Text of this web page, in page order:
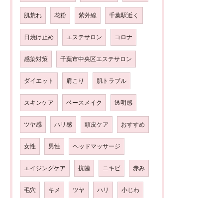
肌荒れ 花粉 紫外線 千葉駅近く
日焼け止め エステサロン コロナ
感染対策 千葉市中央区エステサロン
ダイエット 肩こり 肌トラブル
スキンケア ベースメイク 透明感
ツヤ感 ハリ感 頭皮ケア おすすめ
女性 男性 ヘッドマッサージ
エイジングケア 抗菌 ニキビ 赤み
毛穴 キメ ツヤ ハリ 小じわ